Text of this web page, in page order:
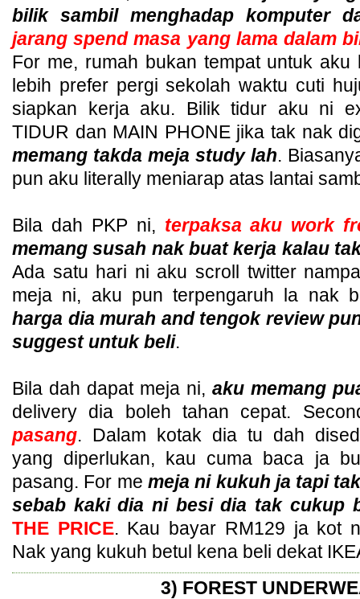
bilik sambil menghadap komputer
jarang spend masa yang lama dalam
For me, rumah bukan tempat untuk aku
lebih prefer pergi sekolah waktu cuti
siapkan kerja aku. Bilik tidur aku ni
TIDUR dan MAIN PHONE jika tak nak
memang takda meja study lah.
pun aku literally meniarap atas lantai
Bila dah PKP ni, terpaksa aku work
memang susah nak buat kerja kalau
Ada satu hari ni aku scroll twitter
meja ni, aku pun terpengaruh la nak
harga dia murah and tengok review
suggest untuk beli.
Bila dah dapat meja ni, aku memang
delivery dia boleh tahan cepat.
pasang. Dalam kotak dia tu dah
yang diperlukan, kau cuma baca ja
pasang. For me meja ni kukuh ja tapi
sebab kaki dia ni besi dia tak cukup
THE PRICE. Kau bayar RM129 ja kot
Nak yang kukuh betul kena beli dekat
3) FOREST